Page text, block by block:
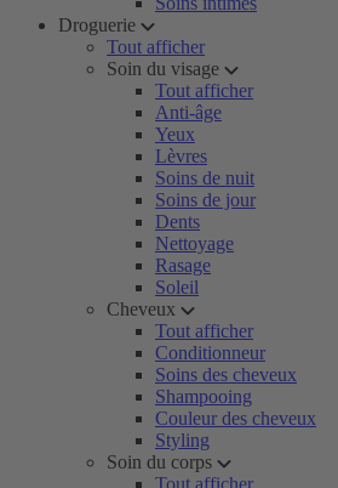
Droguerie
Tout afficher
Soin du visage
Tout afficher
Anti-âge
Yeux
Lèvres
Soins de nuit
Soins de jour
Dents
Nettoyage
Rasage
Soleil
Cheveux
Tout afficher
Conditionneur
Soins des cheveux
Shampooing
Couleur des cheveux
Styling
Soin du corps
Tout afficher